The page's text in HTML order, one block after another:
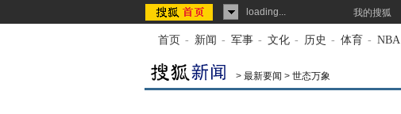
loading... 我的搜狐
首页 - 新闻 - 军事 - 文化 - 历史 - 体育 - NBA
> 最新要闻 > 世态万象